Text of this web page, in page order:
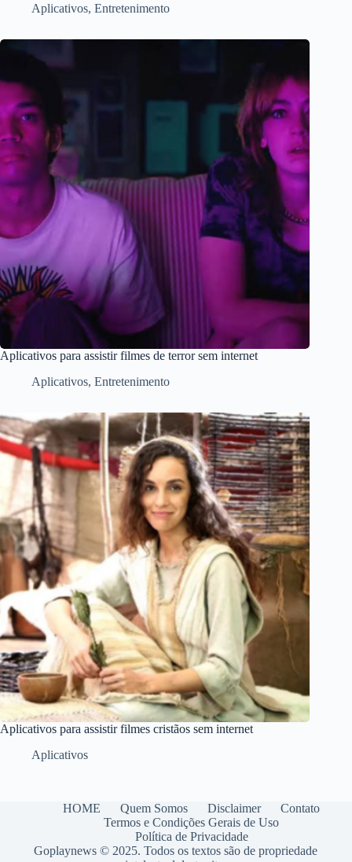
Aplicativos, Entretenimento
Aplicativos para assistir filmes de terror sem internet
Aplicativos, Entretenimento
Aplicativos para assistir filmes cristãos sem internet
Aplicativos
HOME Quem Somos Disclaimer
Contato
Termos e Condições Gerais de Uso
Política de Privacidade
Goplaynews © 2025. Todos os textos são de propriedade